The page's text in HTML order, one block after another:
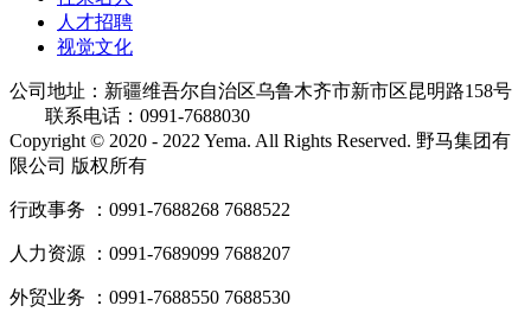
人才招聘
视觉文化
公司地址：新疆维吾尔自治区乌鲁木齐市新市区昆明路158号
联系电话：0991-7688030
Copyright © 2020 - 2022 Yema. All Rights Reserved. 野马集团有
限公司 版权所有
行政事务 ：0991-7688268 7688522
人力资源 ：0991-7689099 7688207
外贸业务 ：0991-7688550 7688530